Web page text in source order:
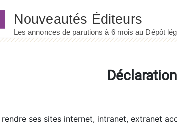
rendre ses sites internet, intranet, extranet